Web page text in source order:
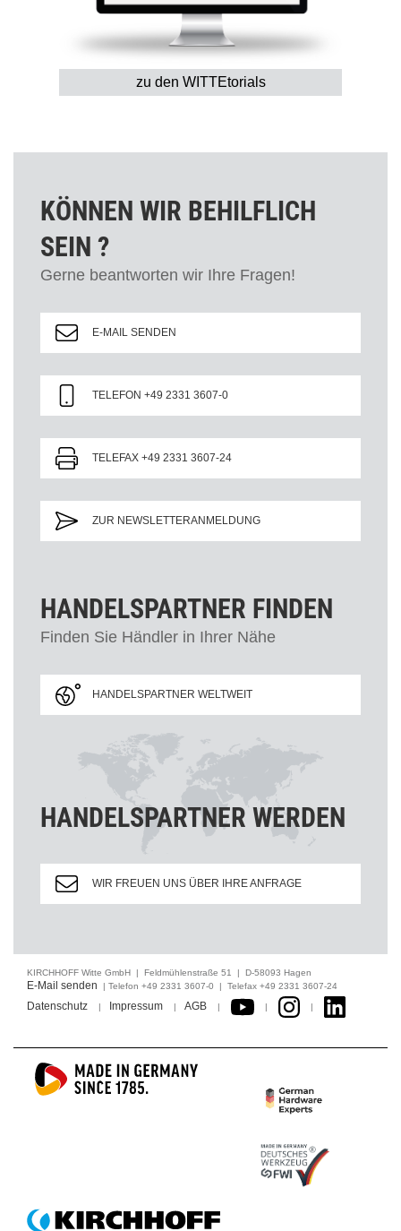
zu den WITTEtorials
KÖNNEN WIR BEHILFLICH
SEIN ?
Gerne beantworten wir Ihre Fragen!
E-MAIL SENDEN
TELEFON +49 2331 3607-0
TELEFAX +49 2331 3607-24
ZUR NEWSLETTERANMELDUNG
HANDELSPARTNER FINDEN
Finden Sie Händler in Ihrer Nähe
HANDELSPARTNER WELTWEIT
HANDELSPARTNER WERDEN
WIR FREUEN UNS ÜBER IHRE ANFRAGE
KIRCHHOFF Witte GmbH | Feldmühlenstraße 51 | D-58093 Hagen
E-Mail senden | Telefon +49 2331 3607-0 | Telefax +49 2331 3607-24
Datenschutz | Impressum | AGB | | |